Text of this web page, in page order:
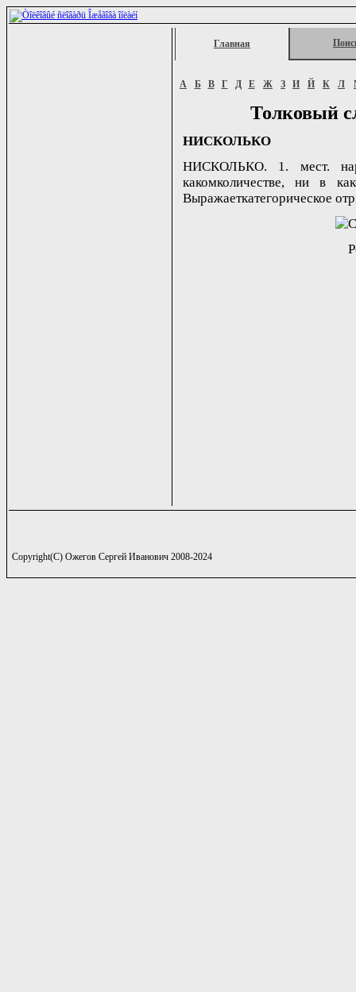
Главная
А Б В Г Д Е Ж З И Й К Л
Толковый
НИСКОЛЬКО
НИСКОЛЬКО. 1. мест.
какомколичестве, ни в
Выражаеткатегорическое
Copyright(C) Ожегов Сергей Иванович 2008-2024